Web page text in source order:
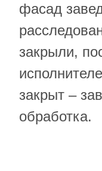
фасад
закрыли,
закрыт –
обработка.